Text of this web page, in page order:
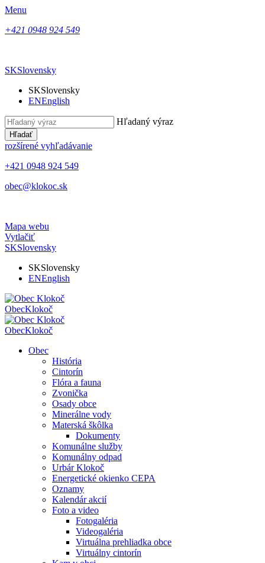
Menu
+421 0948 924 549
SKSlovensky
SKSlovensky
ENEnglish
Hľadaný výraz
Hľadať
rozšírené vyhľadávanie
+421 0948 924 549
obec@klokoc.sk
Mapa webu
Vytlačiť
SKSlovensky
SKSlovensky
ENEnglish
ObecKlokoč
ObecKlokoč
Obec
História
Cintorín
Flóra a fauna
Zvonička
Osady obce
Minerálne vody
Materská škôlka
Dokumenty
Komunálne služby
Komunálny odpad
Urbár Klokoč
Energetické okienko CEPA
Oznamy
Kalendár akcií
Foto a video
Fotogaléria
Videogaléria
Virtuálna prehliadka obce
Virtuálny cintorín